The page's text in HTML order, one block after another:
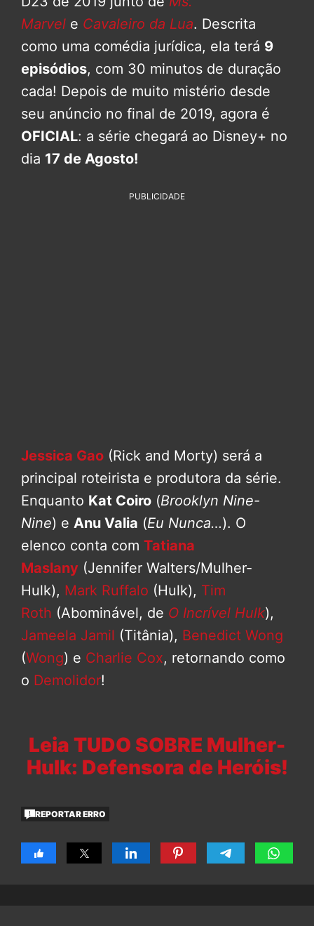
Marvel e Cavaleiro da Lua. Descrita
como uma comédia jurídica, ela terá 9
episódios, com 30 minutos de duração
cada! Depois de muito mistério desde
seu anúncio no final de 2019, agora é
OFICIAL: a série chegará ao Disney+ no
dia 17 de Agosto!
PUBLICIDADE
Jessica Gao (Rick and Morty) será a
principal roteirista e produtora da série.
Enquanto Kat Coiro (Brooklyn Nine-
Nine) e Anu Valia (Eu Nunca…). O
elenco conta com Tatiana
Maslany (Jennifer Walters/Mulher-
Hulk), Mark Ruffalo (Hulk), Tim
Roth (Abominável, de O Incrível Hulk),
Jameela Jamil (Titânia), Benedict Wong
(Wong) e Charlie Cox, retornando como
o Demolidor!
Leia TUDO SOBRE Mulher-
Hulk: Defensora de Heróis!
REPORTAR ERRO